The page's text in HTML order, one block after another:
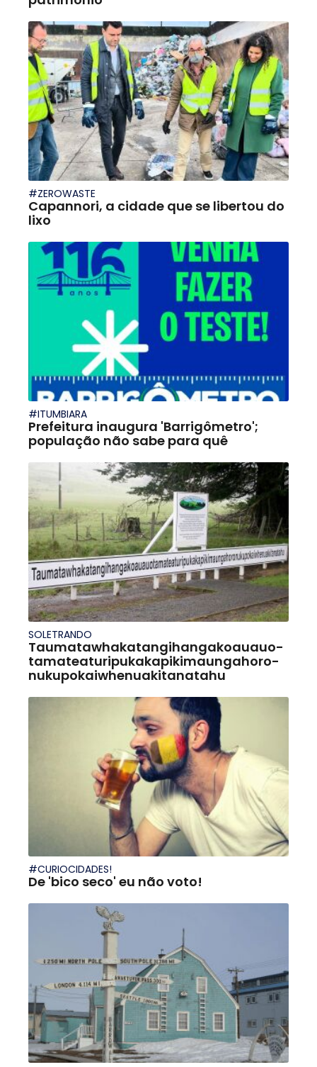
#ZEROWASTE
Capannori, a cidade que se libertou do
lixo
#ITUMBIARA
Prefeitura inaugura 'Barrigômetro';
população não sabe para quê
SOLETRANDO
Taumata­whakatangihanga­koauau­o­
tamatea­turi­pukaka­piki­maunga­horo­
nuku­pokai­whenua­ki­tana­tahu
#CURIOCIDADES!
De 'bico seco' eu não voto!